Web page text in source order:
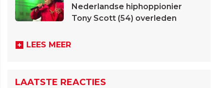
Nederlandse hiphoppionier
Tony Scott (54) overleden
LEES MEER
LAATSTE REACTIES